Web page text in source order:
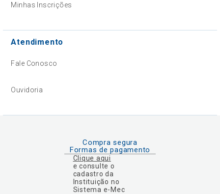
Minhas Inscrições
Atendimento
Fale Conosco
Ouvidoria
Compra segura
Formas de pagamento
Clique aqui
e consulte o
cadastro da
Instituição no
Sistema e-Mec